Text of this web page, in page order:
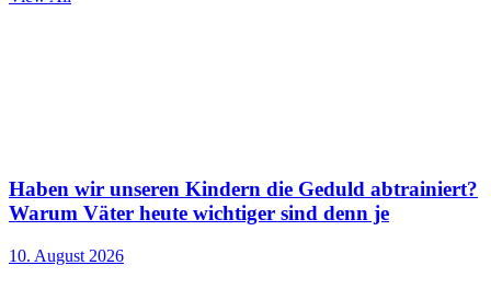
Haben wir unseren Kindern die Geduld abtrainiert?
Warum Väter heute wichtiger sind denn je
10. August 2026